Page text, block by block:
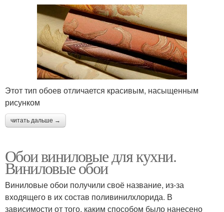
Этот тип обоев отличается красивым, насыщенным
рисунком
читать дальше →
Обои виниловые для кухни.
Виниловые обои
Виниловые обои получили своё название, из-за
входящего в их состав поливинилхлорида. В
зависимости от того, каким способом было нанесено